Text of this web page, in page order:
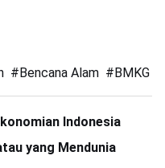
#Bencana Alam #BMKG
Indonesia
yang Mendunia